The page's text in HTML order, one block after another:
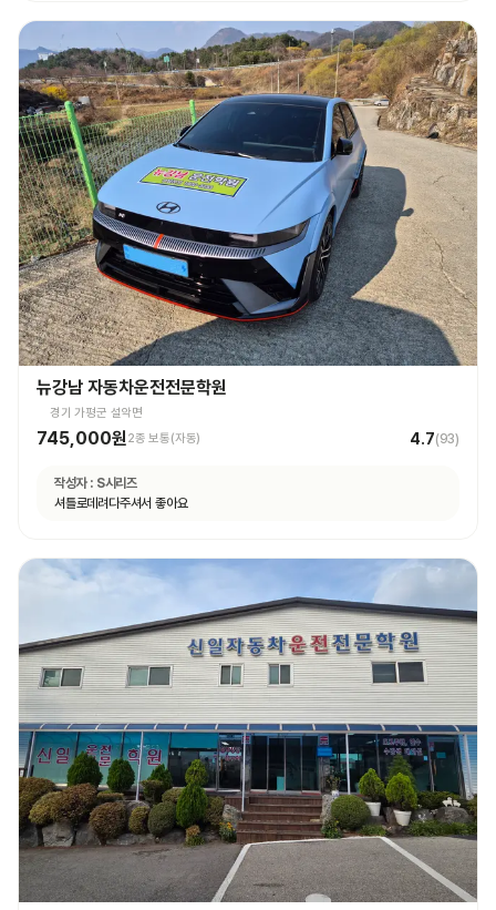
뉴강남 자동차운전전문학원
경기 가평군 설악면
745,000원2종 보통(자동) 4.7(93)
작성자 : S시리즈
셔틀로데려다주셔서 좋아요